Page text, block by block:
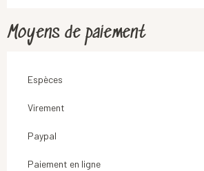
Moyens de paiement
Espèces
Virement
Paypal
Paiement en ligne